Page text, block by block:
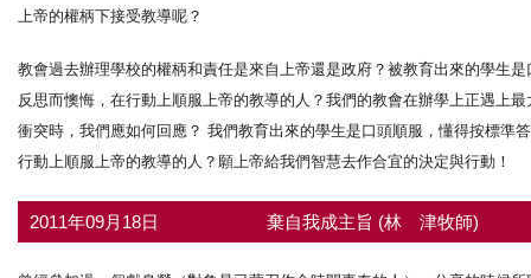
上帝的權柄下接受教導呢？
教會過去辦理學校的權柄和責任是來自上帝還是政府？被教育出來的學生
反思而懊悔，在行動上順服上帝的教導的人？我們的教會在辦學上正遇上
衝突時，我們應如何回應？ 我們教育出來的學生是口頭順服，懂得按標準
行動上順服上帝的教導的人？願上帝給我們智慧去作合宜的決定與行動！
2011年09月18日 棄自我成主旨 (林 津牧師)